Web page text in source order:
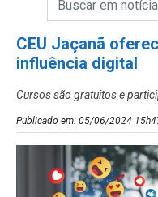
CEU Jaçanã
influência digital
Cursos são gratuitos e
Publicado em: 05/06/2024